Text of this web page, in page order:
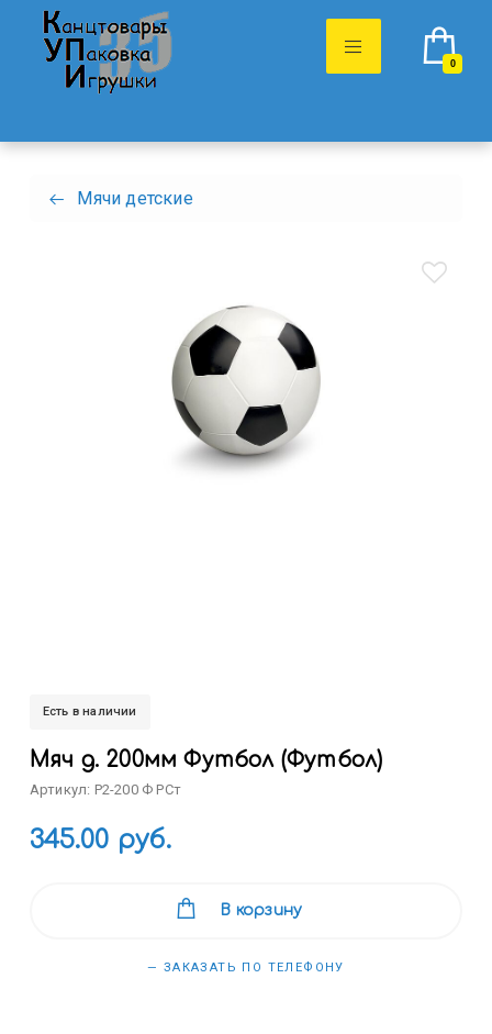
0
Мячи детские
Есть в наличии
Мяч д. 200мм Футбол (Футбол)
Артикул: Р2-200 Ф РСт
345.00 руб.
В корзину
— ЗАКАЗАТЬ ПО ТЕЛЕФОНУ